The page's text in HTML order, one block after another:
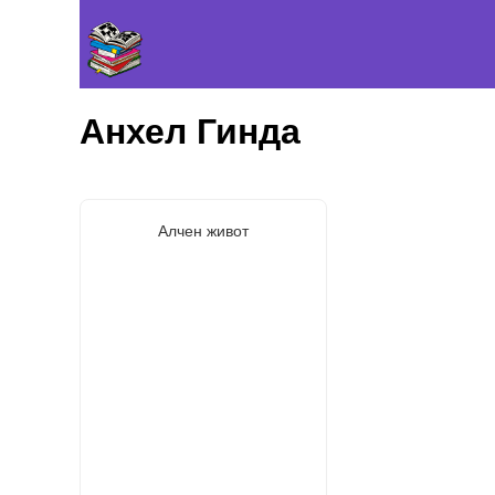
Анхел Гинда
Алчен живот